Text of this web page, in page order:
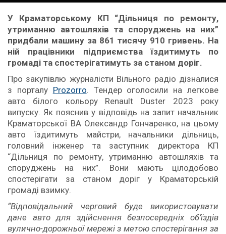
У Краматорському КП “Дільниця по ремонту,
утриманню автошляхів та споруджень на них”
придбали машину за 861 тисячу 910 гривень. На
ній працівники підприємства їздитимуть по
громаді та спостерігатимуть за станом доріг.
Про закупівлю журналісти Вільного радіо дізналися
з порталу Prozorro. Тендер оголосили на легкове
авто білого кольору Renault Duster 2023 року
випуску. Як пояснив у відповідь на запит начальник
Краматорської ВА Олександр Гончаренко, на цьому
авто їздитимуть майстри, начальники дільниць,
головний інженер та заступник директора КП
“Дільниця по ремонту, утриманню автошляхів та
споруджень на них”. Вони мають цілодобово
спостерігати за станом доріг у Краматорській
громаді взимку.
“Відповідальний черговий буде використовувати
дане авто для здійснення безпосередніх об’їздів
вулично-дорожньої мережі з метою спостерігання за